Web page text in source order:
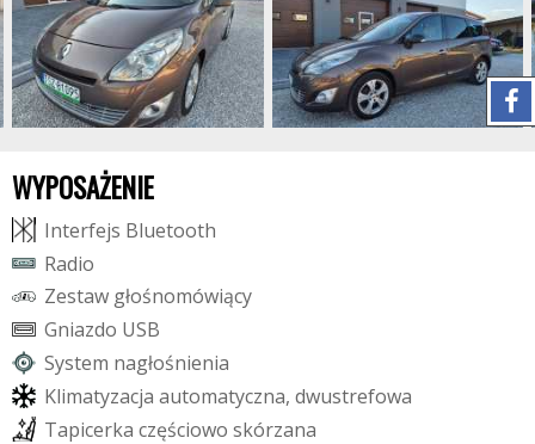
WYPOSAŻENIE
Interfejs Bluetooth
Radio
Zestaw głośnomówiący
Gniazdo USB
System nagłośnienia
Klimatyzacja automatyczna, dwustrefowa
Tapicerka częściowo skórzana